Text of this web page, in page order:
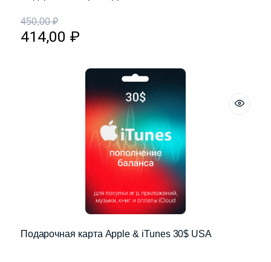
450,00₽
414,00 ₽
Подарочная карта Apple & iTunes 30$ USA